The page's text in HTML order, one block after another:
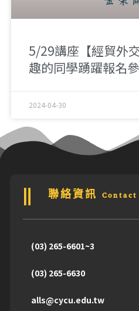
5/29講座【經貿外
趣的同學踴躍報名
2024-04-30
聯絡資訊 Contact
(03) 265-6601~3
(03) 265-6630
alls@cycu.edu.tw